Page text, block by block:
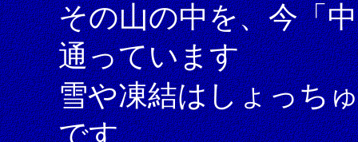
その山の中を、今「
通っています
雪や凍結はしょっち
です